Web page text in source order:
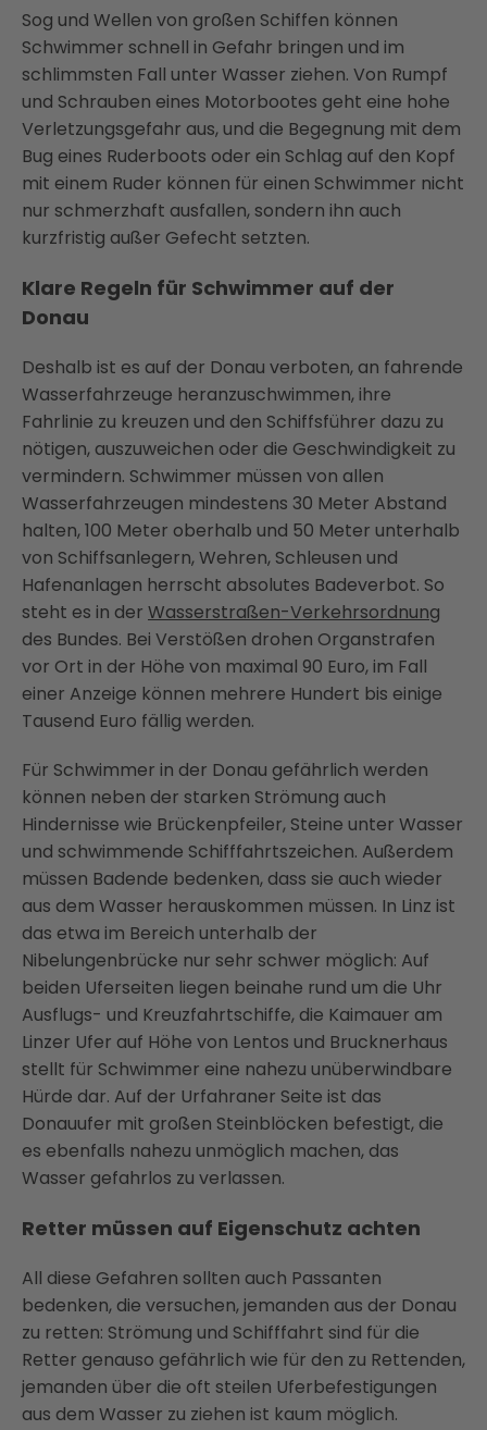
Sog und Wellen von großen Schiffen können
Schwimmer schnell in Gefahr bringen und im
schlimmsten Fall unter Wasser ziehen. Von Rumpf
und Schrauben eines Motorbootes geht eine hohe
Verletzungsgefahr aus, und die Begegnung mit dem
Bug eines Ruderboots oder ein Schlag auf den Kopf
mit einem Ruder können für einen Schwimmer nicht
nur schmerzhaft ausfallen, sondern ihn auch
kurzfristig außer Gefecht setzten.
Klare Regeln für Schwimmer auf der
Donau
Deshalb ist es auf der Donau verboten, an fahrende
Wasserfahrzeuge heranzuschwimmen, ihre
Fahrlinie zu kreuzen und den Schiffsführer dazu zu
nötigen, auszuweichen oder die Geschwindigkeit zu
vermindern. Schwimmer müssen von allen
Wasserfahrzeugen mindestens 30 Meter Abstand
halten, 100 Meter oberhalb und 50 Meter unterhalb
von Schiffsanlegern, Wehren, Schleusen und
Hafenanlagen herrscht absolutes Badeverbot. So
steht es in der Wasserstraßen-Verkehrsordnung
des Bundes. Bei Verstößen drohen Organstrafen
vor Ort in der Höhe von maximal 90 Euro, im Fall
einer Anzeige können mehrere Hundert bis einige
Tausend Euro fällig werden.
Für Schwimmer in der Donau gefährlich werden
können neben der starken Strömung auch
Hindernisse wie Brückenpfeiler, Steine unter Wasser
und schwimmende Schifffahrtszeichen. Außerdem
müssen Badende bedenken, dass sie auch wieder
aus dem Wasser herauskommen müssen. In Linz ist
das etwa im Bereich unterhalb der
Nibelungenbrücke nur sehr schwer möglich: Auf
beiden Uferseiten liegen beinahe rund um die Uhr
Ausflugs- und Kreuzfahrtschiffe, die Kaimauer am
Linzer Ufer auf Höhe von Lentos und Brucknerhaus
stellt für Schwimmer eine nahezu unüberwindbare
Hürde dar. Auf der Urfahraner Seite ist das
Donauufer mit großen Steinblöcken befestigt, die
es ebenfalls nahezu unmöglich machen, das
Wasser gefahrlos zu verlassen.
Retter müssen auf Eigenschutz achten
All diese Gefahren sollten auch Passanten
bedenken, die versuchen, jemanden aus der Donau
zu retten: Strömung und Schifffahrt sind für die
Retter genauso gefährlich wie für den zu Rettenden,
jemanden über die oft steilen Uferbefestigungen
aus dem Wasser zu ziehen ist kaum möglich.